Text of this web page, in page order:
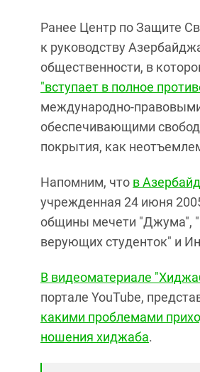
Ранее Центр по Защите
к руководству
общественности, в
"вступает в полное
международно-
обеспечивающими
покрытия, как
Напомним, что в
учрежденная 24 июня
общины мечети "Джума",
верующих студенток" и
В видеоматериале
портале YouTube,
какими проблемами
ношения хиджаба.